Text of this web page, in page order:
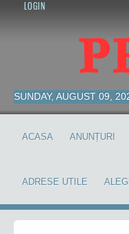
LOGIN
SUNDAY, AUGUST 09,
ACASA ANUNȚURI
ADRESE UTILE